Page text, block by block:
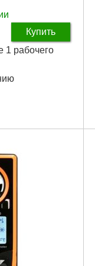
Купить
1 рабочего
- 45 °C
м/с
мм